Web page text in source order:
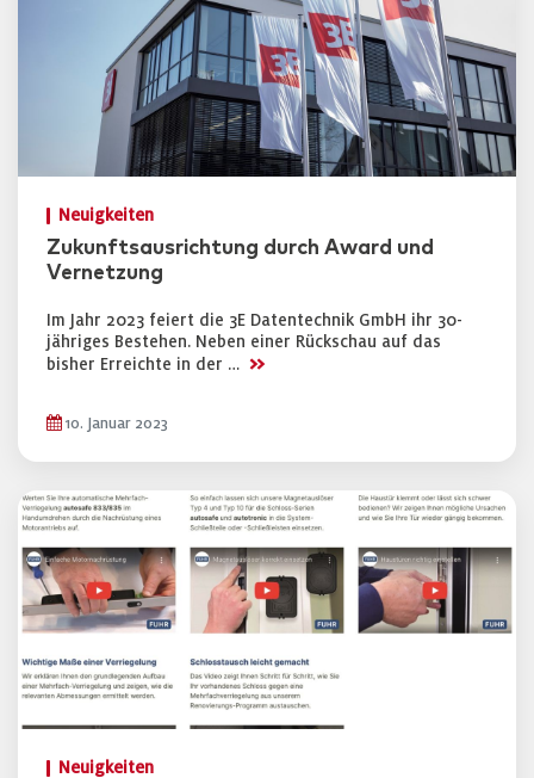
Neuigkeiten
Zukunftsausrichtung durch Award und
Vernetzung
Im Jahr 2023 feiert die 3E Datentechnik GmbH ihr 30-
jähriges Bestehen. Neben einer Rückschau auf das
bisher Erreichte in der … >>
10. Januar 2023
Neuigkeiten